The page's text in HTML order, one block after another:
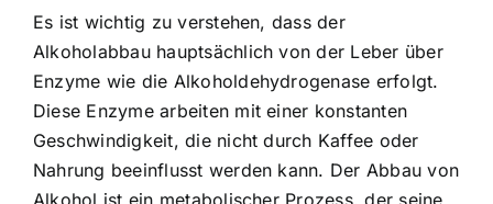
Es ist wichtig zu verstehen, dass der
Alkoholabbau hauptsächlich von der Leber über
Enzyme wie die Alkoholdehydrogenase erfolgt.
Diese Enzyme arbeiten mit einer konstanten
Geschwindigkeit, die nicht durch Kaffee oder
Nahrung beeinflusst werden kann. Der Abbau von
Alkohol ist ein metabolischer Prozess, der seine